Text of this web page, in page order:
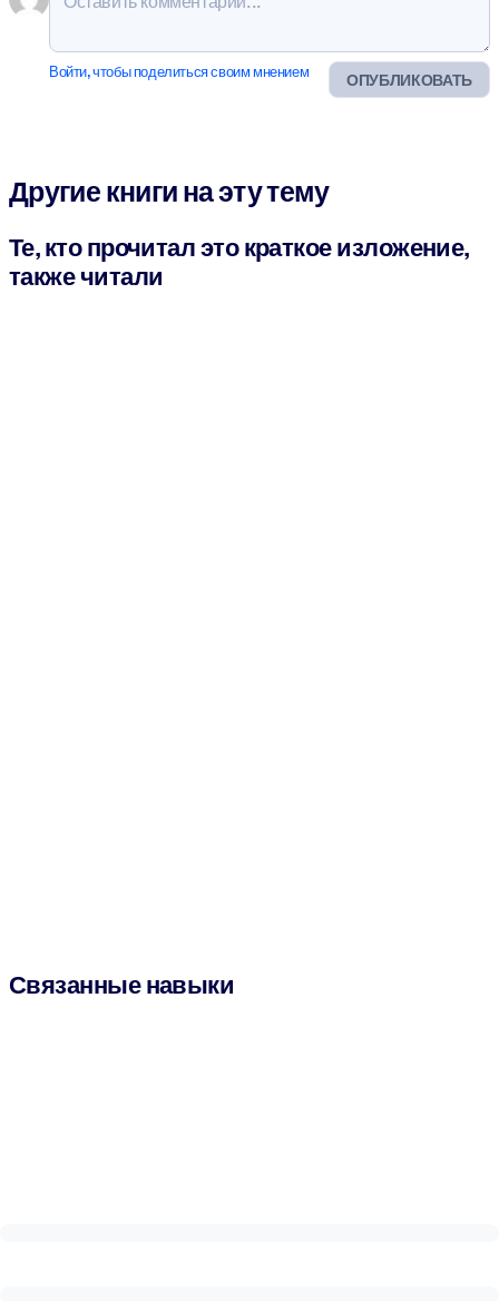
ОПУБЛИКОВАТЬ
Войти, чтобы поделиться своим мнением
Другие книги на эту тему
Те, кто прочитал это краткое изложение,
также читали
Связанные навыки